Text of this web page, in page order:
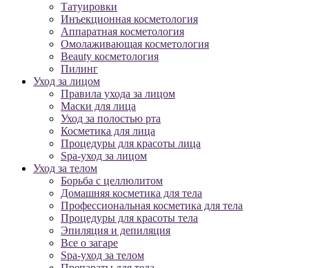
Татуировки
Инъекционная косметология
Аппаратная косметология
Омолаживающая косметология
Beauty косметология
Пилинг
Уход за лицом
Правила ухода за лицом
Маски для лица
Уход за полостью рта
Косметика для лица
Процедуры для красоты лица
Spa-уход за лицом
Уход за телом
Борьба с целлюлитом
Домашняя косметика для тела
Профессиональная косметика для тела
Процедуры для красоты тела
Эпиляция и депиляция
Все о загаре
Spa-уход за телом